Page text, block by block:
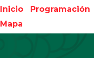
Inicio
Programación
Mapa